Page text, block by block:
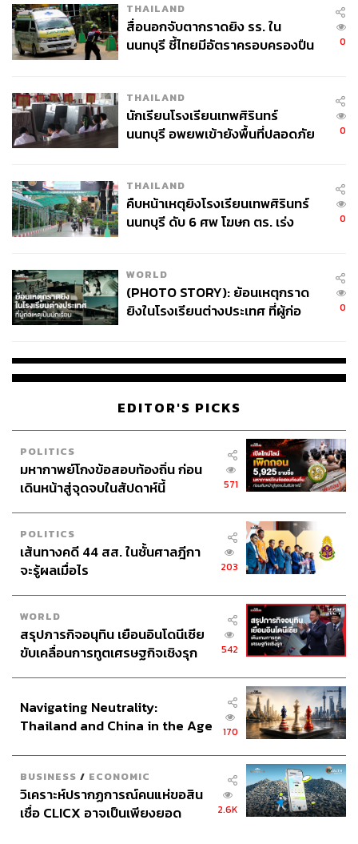
Lifestyle Editor ประจำกอง THE STANDARD
POP
THAILAND
สื่อนอกจับตากราดยิง รร. ใน
นนทบุรี ชี้ไทยมีอัตราครอบครองปืน
0
THAILAND
นักเรียนโรงเรียนเทพศิรินทร์
นนทบุรี อพยพเข้ายังพื้นที่ปลอดภัย
0
THAILAND
คืบหน้าเหตุยิงโรงเรียนเทพศิรินทร์
นนทบุรี ดับ 6 ศพ โฆษก ตร. เร่ง
0
WORLD
(PHOTO STORY): ย้อนเหตุกราด
ยิงในโรงเรียนต่างประเทศ ที่ผู้ก่อ
0
EDITOR'S PICKS
POLITICS
มหากาพย์โกงข้อสอบท้องถิ่น ก่อน
เดินหน้าสู่จุดจบในสัปดาห์นี้
571
POLITICS
เส้นทางคดี 44 สส. ในชั้นศาลฎีกา
จะรู้ผลเมื่อไร
203
WORLD
สรุปภารกิจอนุทิน เยือนอินโดนีเซีย
ขับเคลื่อนการทูตเศรษฐกิจเชิงรุก
542
Navigating Neutrality:
Thailand and China in the Age
170
BUSINESS / ECONOMIC
วิเคราะห์ปรากฏการณ์คนแห่ขอสิน
เชื่อ CLICX อาจเป็นเพียงยอด
2.6K